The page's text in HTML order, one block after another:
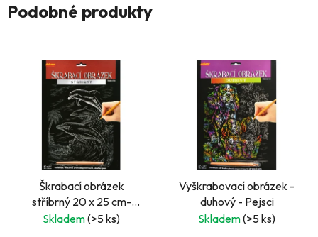
Podobné produkty
Škrabací obrázek
stříbrný 20 x 25 cm-
Delfín
Skladem(>5 ks)
Vyškrabovací obrázek -
duhový - Pejsci
Skladem(>5 ks)